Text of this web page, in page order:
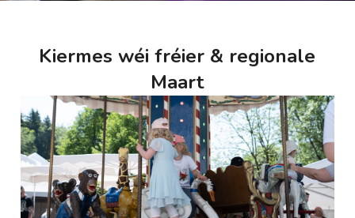
Kiermes wéi fréier & regionale
Maart